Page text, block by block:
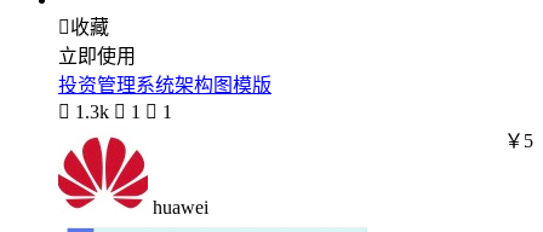
收藏
立即使用
投资管理系统架构图模版
 1.3k  1  1
huawei
￥5